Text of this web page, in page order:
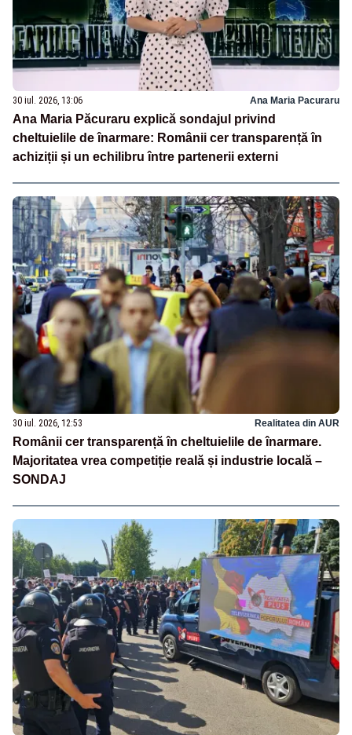
30 iul. 2026, 13:06 Ana Maria Pacuraru
Ana Maria Păcuraru explică sondajul privind
cheltuielile de înarmare: Românii cer transparență în
achiziții și un echilibru între partenerii externi
30 iul. 2026, 12:53 Realitatea din AUR
Românii cer transparență în cheltuielile de înarmare.
Majoritatea vrea competiție reală și industrie locală –
SONDAJ